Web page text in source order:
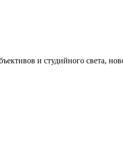
и студийного света,